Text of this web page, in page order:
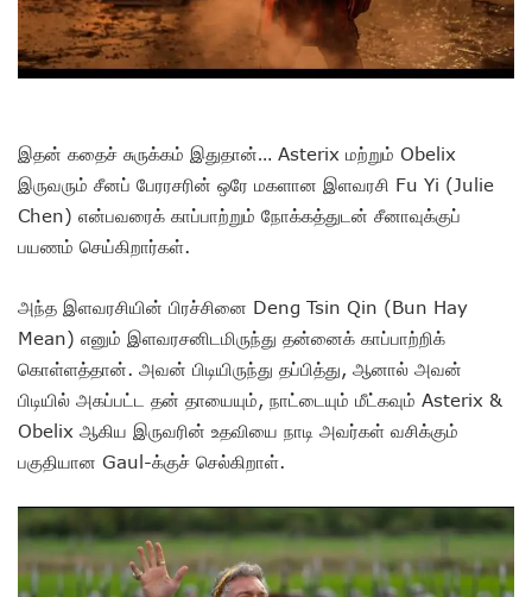
இதன் கதைச் சுருக்கம் இதுதான்… Asterix மற்றும் Obelix
இருவரும் சீனப் பேரரசரின் ஒரே மகளான இளவரசி Fu Yi (Julie
Chen) என்பவரைக் காப்பாற்றும் நோக்கத்துடன் சீனாவுக்குப்
பயணம் செய்கிறார்கள்.
அந்த இளவரசியின் பிரச்சினை Deng Tsin Qin (Bun Hay
Mean) எனும் இளவரசனிடமிருந்து தன்னைக் காப்பாற்றிக்
கொள்ளத்தான். அவன் பிடியிருந்து தப்பித்து, ஆனால் அவன்
பிடியில் அகப்பட்ட தன் தாயையும், நாட்டையும் மீட்கவும் Asterix &
Obelix ஆகிய இருவரின் உதவியை நாடி அவர்கள் வசிக்கும்
பகுதியான Gaul-க்குச் செல்கிறாள்.